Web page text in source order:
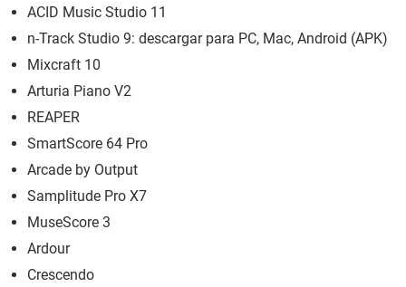
ACID Music Studio 11
n-Track Studio 9: descargar para PC, Mac, Android (APK)
Mixcraft 10
Arturia Piano V2
REAPER
SmartScore 64 Pro
Arcade by Output
Samplitude Pro X7
MuseScore 3
Ardour
Crescendo